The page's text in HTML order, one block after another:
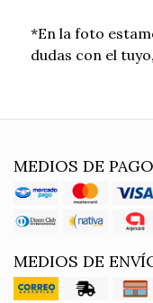
*En la foto
dudas con el
MEDIOS DE PAGO
MEDIOS DE